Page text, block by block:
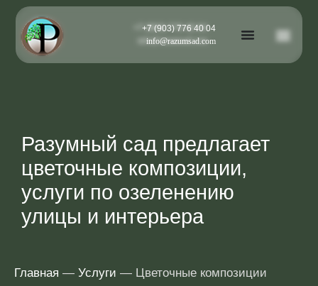
+7 (903) 776 40 04
info@razumsad.com
+7 (903) 776 40 04
info@razumsad.com
Разумный сад предлагает
цветочные композиции,
услуги по озеленению
улицы и интерьера
Главная — Услуги — Цветочные композиции